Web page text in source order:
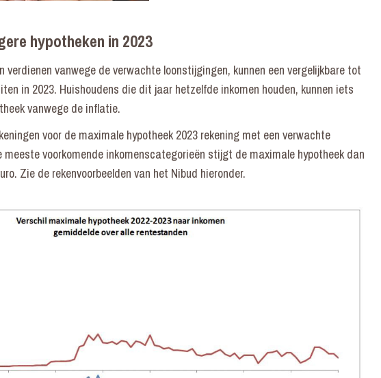
hypotheken in 2023
verdienen vanwege de verwachte loonstijgingen, kunnen een vergelijkbare tot
in 2023. Huishoudens die dit jaar hetzelfde inkomen houden, kunnen iets
vanwege de inflatie.
voor de maximale hypotheek 2023 rekening met een verwachte
voorkomende inkomenscategorieën stijgt de maximale hypotheek dan
Zie de rekenvoorbeelden van het Nibud hieronder.